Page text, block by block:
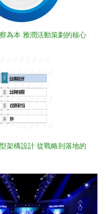
為本 雅潤活動策劃的核心
架構設計 從戰略到落地的